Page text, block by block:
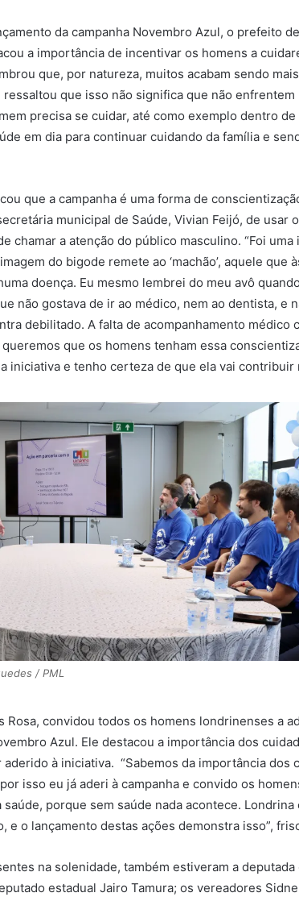
da campanha Novembro Azul, o prefeito
a importância de incentivar os homens a
que, por natureza, muitos acabam sendo
ressaltou que isso não significa que não enfrentem
precisa se cuidar, até como exemplo dentro
em dia para continuar cuidando da família e
que a campanha é uma forma de
municipal de Saúde, Vivian Feijó, de usar
chamar a atenção do público masculino. “Foi uma
do bigode remete ao ‘machão’, aquele que
doença. Eu mesmo lembrei do meu avô
não gostava de ir ao médico, nem ao dentista, e
debilitado. A falta de acompanhamento médico
que os homens tenham essa
iniciativa e tenho certeza de que ela vai
/ PML
Rosa, convidou todos os homens londrinenses a
Azul. Ele destacou a importância dos
à iniciativa. “Sabemos da importância dos
isso eu já aderi à campanha e convido os
saúde, porque sem saúde nada acontece. Londrina
e o lançamento destas ações demonstra isso”,
na solenidade, também estiveram a deputada
estadual Jairo Tamura; os vereadores